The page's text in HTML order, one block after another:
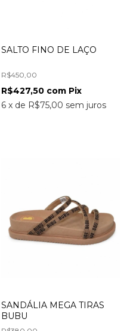
SALTO FINO DE LAÇO
R$450,00
6 x de R$75,00 sem juros
R$427,50 com Pix
SANDÁLIA MEGA TIRAS
BUBU